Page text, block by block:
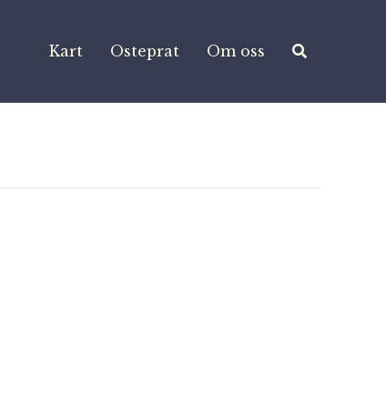
Kart Osteprat Om oss